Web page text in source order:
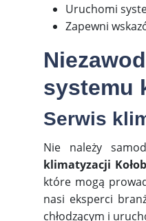
Uruchomi
Zapewni
systemu
Serwis k
Nie należy
klimatyzacji
które mogą
nasi eksperci
chłodzącym i